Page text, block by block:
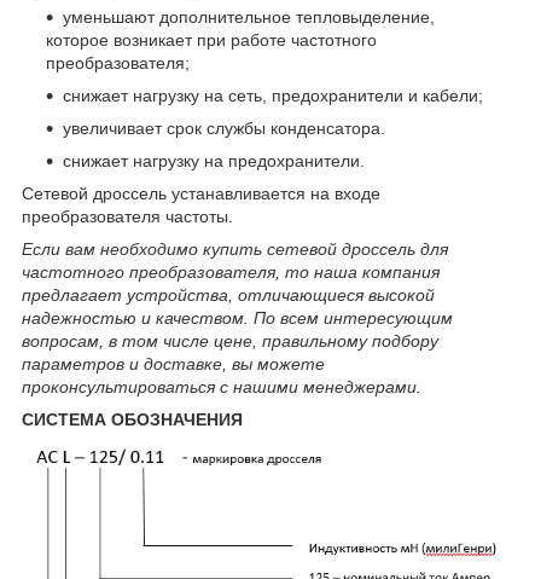
уменьшают дополнительное тепловыделение,
которое возникает при работе частотного
преобразователя;
снижает нагрузку на сеть, предохранители и кабели;
увеличивает срок службы конденсатора.
снижает нагрузку на предохранители.
Сетевой дроссель устанавливается на входе
преобразователя частоты.
Если вам необходимо купить сетевой дроссель для
частотного преобразователя, то наша компания
предлагает устройства, отличающиеся высокой
надежностью и качеством. По всем интересующим
вопросам, в том числе цене, правильному подбору
параметров и доставке, вы можете
проконсультироваться с нашими менеджерами.
СИСТЕМА ОБОЗНАЧЕНИЯ